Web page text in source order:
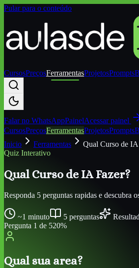
Pular para o conteúdo
CursosPreçosFerramentasProjetosPrompts
Falar no WhatsAppPainelAcessar painel
CursosPreçosFerramentasProjetosPrompts
Inicio
Ferramentas
Qual Curso de IA
Quiz Interativo
Qual Curso de IA Fazer?
Responda 5 perguntas rapidas e descubra
~1 minuto 5 perguntas
Pergunta 1 de 520%
Qual sua area?